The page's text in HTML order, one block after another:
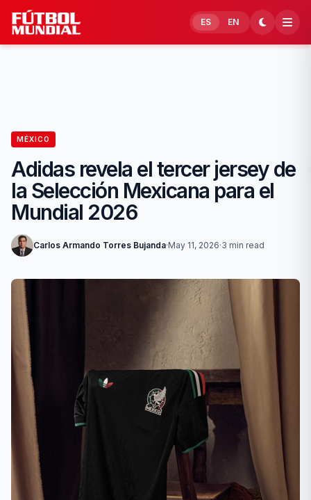
Skip to content
ES EN
MÉXICO
Adidas revela el tercer jersey de
la Selección Mexicana para el
Mundial 2026
Carlos Armando Torres Bujanda·May 11, 2026·3 min read